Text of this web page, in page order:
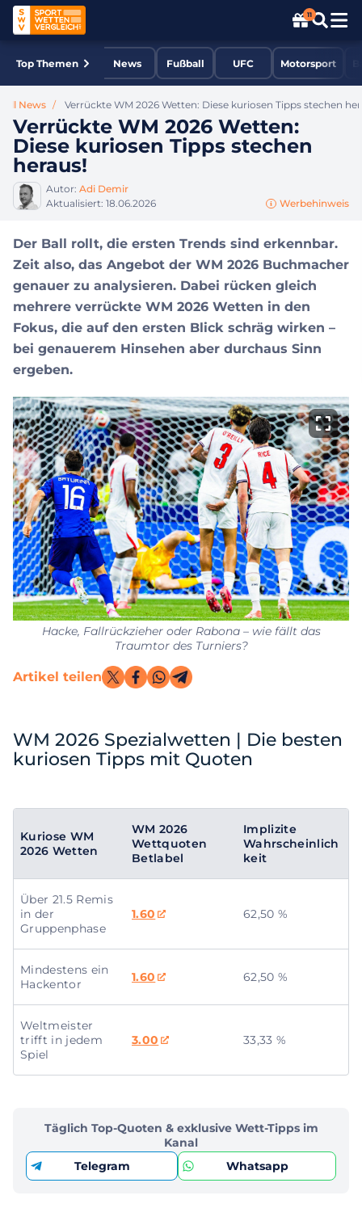
11
Top Themen News Fußball UFC Motorsport
News Verrückte WM 2026 Wetten: Diese kuriosen Tipps stechen
Verrückte WM 2026 Wetten:
Diese kuriosen Tipps stechen
heraus!
Autor: Adi Demir
Aktualisiert: 18.06.2026 Werbehinweis
Der Ball rollt, die ersten Trends sind erkennbar.
Zeit also, das Angebot der WM 2026 Buchmacher
genauer zu analysieren. Dabei rücken gleich
mehrere verrückte WM 2026 Wetten in den
Fokus, die auf den ersten Blick schräg wirken –
bei genauerem Hinsehen aber durchaus Sinn
ergeben.
Hacke, Fallrückzieher oder Rabona – wie fällt das
Traumtor des Turniers?
Artikel teilen
WM 2026 Spezialwetten | Die besten
kuriosen Tipps mit Quoten
Kuriose WM
2026 Wetten
WM 2026
Wettquoten
Betlabel
Implizite
Wahrscheinlich
keit
Über 21.5 Remis
in der
Gruppenphase
1.60 62,50 %
Mindestens ein
Hackentor
1.60 62,50 %
Weltmeister
trifft in jedem
Spiel
3.00 33,33 %
Täglich Top-Quoten & exklusive Wett-Tipps im
Kanal
Telegram
Whatsapp